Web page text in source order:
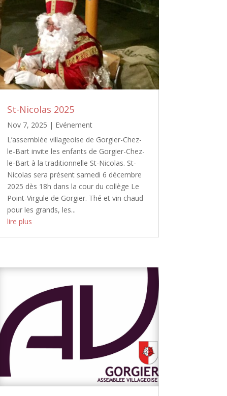
St-Nicolas 2025
Nov 7, 2025 | Evénement
L’assemblée villageoise de Gorgier-Chez-
le-Bart invite les enfants de Gorgier-Chez-
le-Bart à la traditionnelle St-Nicolas. St-
Nicolas sera présent samedi 6 décembre
2025 dès 18h dans la cour du collège Le
Point-Virgule de Gorgier. Thé et vin chaud
pour les grands, les...
lire plus